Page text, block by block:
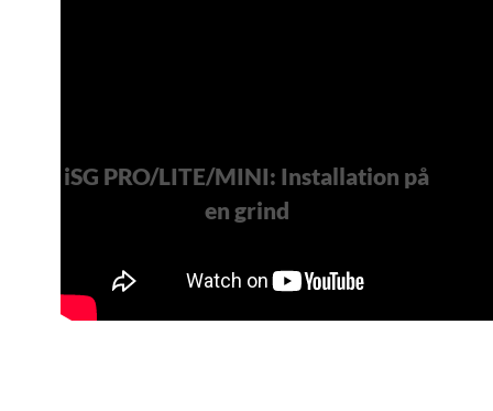
iSG PRO/LITE/MINI: Installation på
en grind